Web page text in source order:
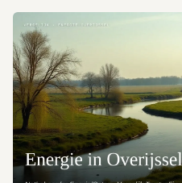
Welkomstkorting-trucs
TOP PROVIDERS
Frank Energie
Tibber
Greenchoice
Vandebron